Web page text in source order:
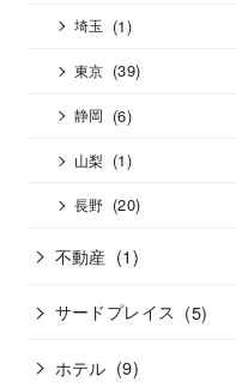
埼玉 (1)
東京 (39)
静岡 (6)
山梨 (1)
長野 (20)
不動産 (1)
サードプレイス (5)
ホテル (9)